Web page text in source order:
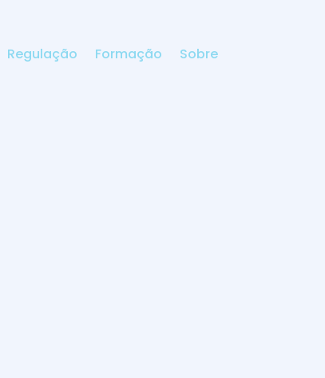
Regulação Formação Sobre